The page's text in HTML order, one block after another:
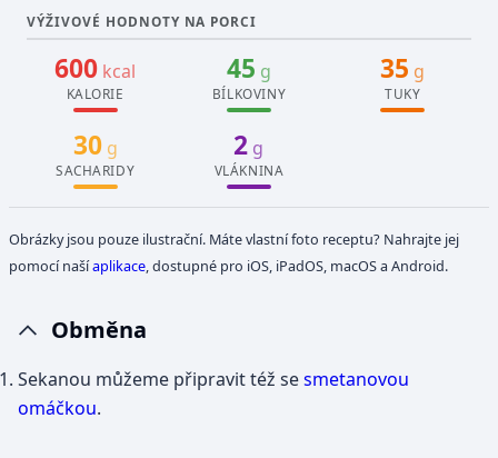
VÝŽIVOVÉ HODNOTY NA PORCI
600 kcal
KALORIE
45 g
BÍLKOVINY
35 g
TUKY
30g
SACHARIDY
2 g
VLÁKNINA
Obrázky jsou pouze ilustrační. Máte vlastní foto receptu? Nahrajte jej
pomocí našíaplikace, dostupné pro iOS, iPadOS, macOS a Android.
Obměna
Sekanou můžeme připravit též sesmetanovou
omáčkou.